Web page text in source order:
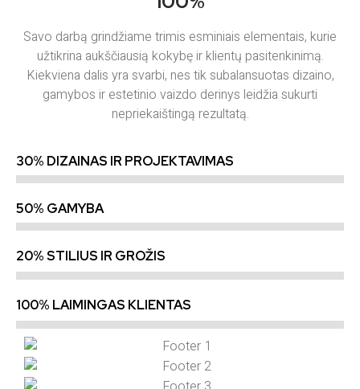
Savo darbą grindžiame trimis esminiais elementais, kurie
užtikrina aukščiausią kokybę ir klientų pasitenkinimą.
Kiekviena dalis yra svarbi, nes tik subalansuotas dizaino,
gamybos ir estetinio vaizdo derinys leidžia sukurti
nepriekaištingą rezultatą.
30% DIZAINAS IR PROJEKTAVIMAS
50% GAMYBA
20% STILIUS IR GROŽIS
100% LAIMINGAS KLIENTAS